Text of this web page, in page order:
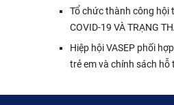
Tổ chức thành công hội
COVID-19 VÀ TRẠNG
Hiệp hội VASEP phối
trẻ em và chính sách